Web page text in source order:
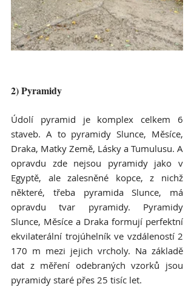
2) Pyramidy
Údolí pyramid je komplex celkem 6
staveb. A to pyramidy Slunce, Měsíce,
Draka, Matky Země, Lásky a Tumulusu. A
opravdu zde nejsou pyramidy jako v
Egyptě, ale zalesněné kopce, z nichž
některé, třeba pyramida Slunce, má
opravdu tvar pyramidy. Pyramidy
Slunce, Měsíce a Draka formují perfektní
ekvilaterální trojúhelník ve vzdáleností 2
170 m mezi jejich vrcholy. Na základě
dat z měření odebraných vzorků jsou
pyramidy staré přes 25 tisíc let.